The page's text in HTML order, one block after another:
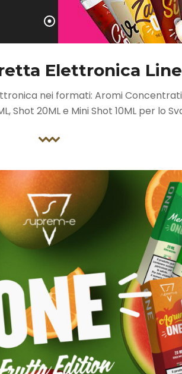
Elettronica
nei formati: Aromi Concentrati
Shot 20ML e Mini Shot 10ML per lo